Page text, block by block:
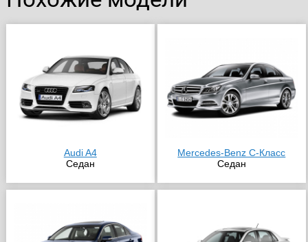
Audi A4
Седан
Mercedes-Benz C-Класс
Седан